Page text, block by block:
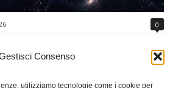
Consenso
utilizziamo tecnologie come i cookie per
0
mostrare correlazioni che sembrano ignorare
esperimenti e i teoremi di Bell hanno escluso le
Nonostante ciò, l'entanglement non